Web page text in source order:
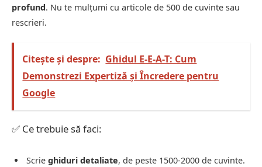
profund. Nu te mulțumi cu articole de 500 de cuvinte sau
rescrieri.
Citește și despre: Ghidul E-E-A-T: Cum
Demonstrezi Expertiză și Încredere pentru
Google
✅ Ce trebuie să faci:
Scrie ghiduri detaliate, de peste 1500-2000 de cuvinte.